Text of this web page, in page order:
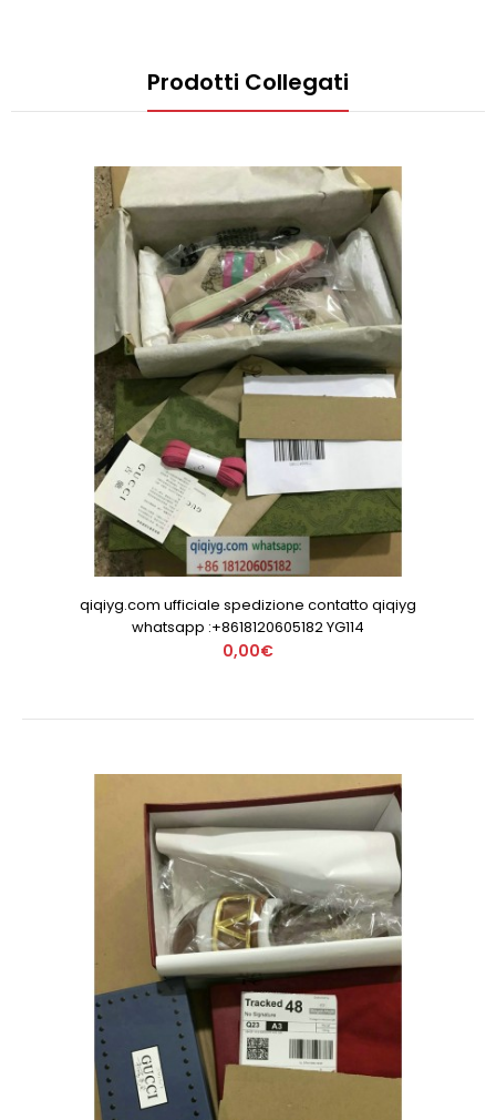
Prodotti Collegati
qiqiyg.com ufficiale spedizione contatto qiqiyg
whatsapp :+8618120605182 YG114
0,00€